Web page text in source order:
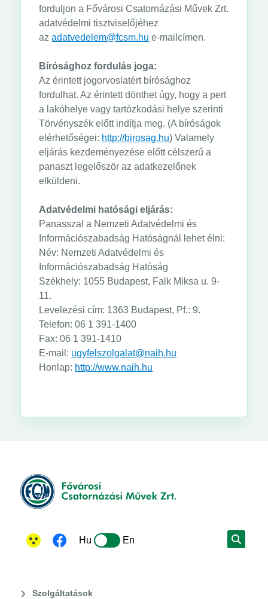
forduljon a Fővárosi Csatornázási Művek Zrt.
adatvédelmi tisztviselőjéhez
azadatvedelem@fcsm.hu e-mailcímen.
Bírósághoz fordulás joga:
Az érintett jogorvoslatért bírósághoz
fordulhat. Az érintett dönthet úgy, hogy a pert
a lakóhelye vagy tartózkodási helye szerinti
Törvényszék előtt indítja meg. (A bíróságok
elérhetőségei: http://birosag.hu) Valamely
eljárás kezdeményezése előtt célszerű a
panaszt legelőször az adatkezelőnek
elküldeni.
Adatvédelmi hatósági eljárás:
Panasszal a Nemzeti Adatvédelmi és
Információszabadság Hatóságnál lehet élni:
Név: Nemzeti Adatvédelmi és
Információszabadság Hatóság
Székhely: 1055 Budapest, Falk Miksa u. 9-
11.
Levelezési cím: 1363 Budapest, Pf.: 9.
Telefon: 06 1 391-1400
Fax: 06 1 391-1410
E-mail: ugyfelszolgalat@naih.hu
Honlap: http://www.naih.hu
Hu En
Szolgáltatások